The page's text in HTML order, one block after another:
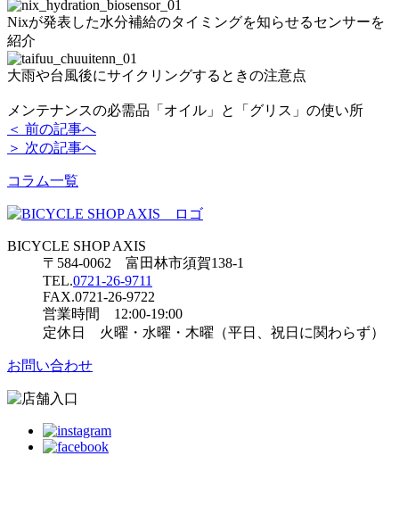
Nixが発表した水分補給のタイミングを知らせるセンサーを
紹介
大雨や台風後にサイクリングするときの注意点
メンテナンスの必需品「オイル」と「グリス」の使い所
＜ 前の記事へ
＞ 次の記事へ
コラム一覧
BICYCLE SHOP AXIS
〒584-0062 富田林市須賀138-1
TEL.0721-26-9711
FAX.0721-26-9722
営業時間 12:00-19:00
定休日 火曜・水曜・木曜（平日、祝日に関わらず）
お問い合わせ